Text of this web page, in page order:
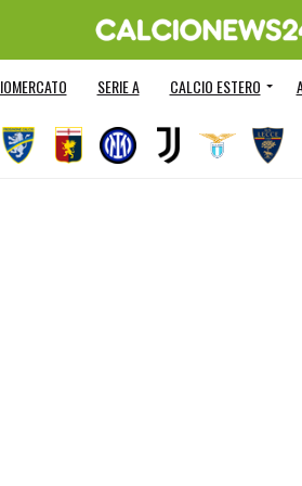
SERIE A CALCIO ESTERO